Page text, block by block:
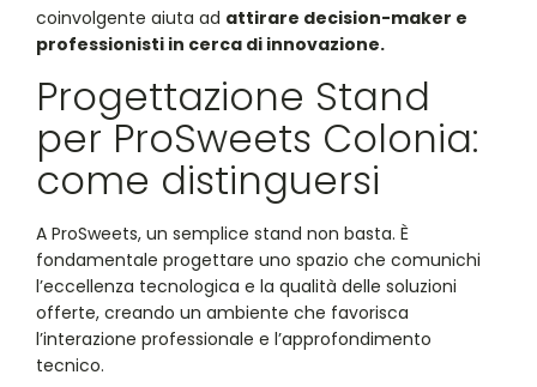
coinvolgente aiuta ad attirare decision-maker e
professionisti in cerca di innovazione.
Progettazione Stand
per ProSweets Colonia:
come distinguersi
A ProSweets, un semplice stand non basta. È
fondamentale progettare uno spazio che comunichi
l’eccellenza tecnologica e la qualità delle soluzioni
offerte, creando un ambiente che favorisca
l’interazione professionale e l’approfondimento
tecnico.